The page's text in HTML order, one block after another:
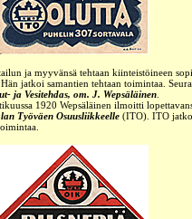
ja myyvänsä tehtaan kiinteistöineen
jatkoi samantien tehtaan toimintaa.
ja Vesitehdas, om. J. Wepsäläinen
1920 Wepsäläinen ilmoitti
Työväen Osuusliikkeelle (ITO). ITO